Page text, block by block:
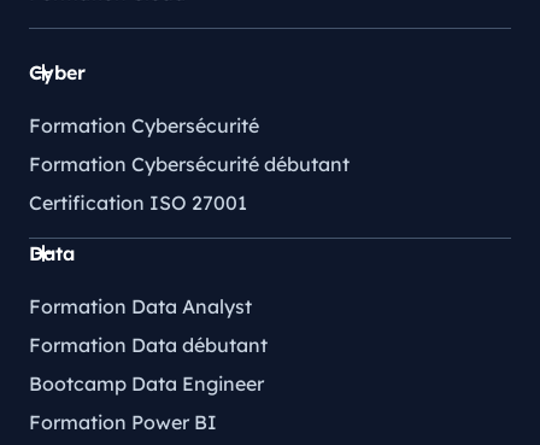
Cyber
Formation Cybersécurité
Formation Cybersécurité débutant
Certification ISO 27001
Data
Formation Data Analyst
Formation Data débutant
Bootcamp Data Engineer
Formation Power BI